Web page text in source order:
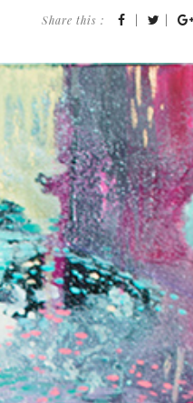
Share this :